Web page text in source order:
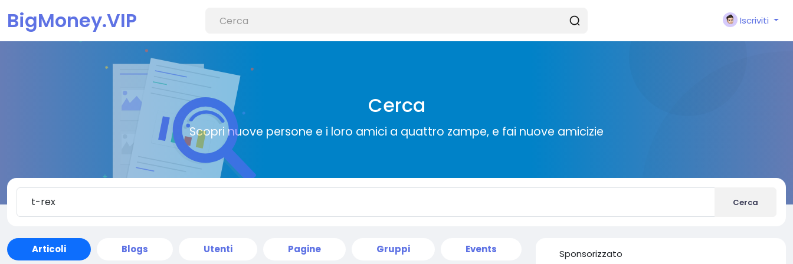
BigMoney.VIP Iscriviti
Cerca
Scopri nuove persone e i loro amici a quattro zampe, e fai nuove amicizie
Cerca
Articoli Blogs Utenti Pagine Gruppi Events Sponsorizzato